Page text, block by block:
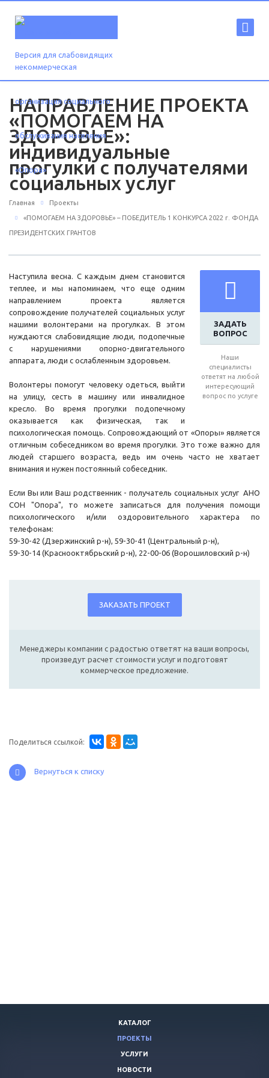
Версия для слабовидящих
НАПРАВЛЕНИЕ ПРОЕКТА
«ПОМОГАЕМ НА
ЗДОРОВЬЕ»:
индивидуальные
прогулки с получателями
социальных услуг
Главная Проекты
«ПОМОГАЕМ НА ЗДОРОВЬЕ» – ПОБЕДИТЕЛЬ 1 КОНКУРСА 2022 г. ФОНДА
ПРЕЗИДЕНТСКИХ ГРАНТОВ
ЗАДАТЬ
ВОПРОС
Наши
специалисты
ответят на любой
интересующий
вопрос по услуге
Наступила весна. С каждым днем становится
теплее, и мы напоминаем, что еще одним
направлением проекта является
сопровождение получателей социальных услуг
нашими волонтерами на прогулках. В этом
нуждаются слабовидящие люди, подопечные
с нарушениями опорно-двигательного
аппарата, люди с ослабленным здоровьем.
Волонтеры помогут человеку одеться, выйти
на улицу, сесть в машину или инвалидное
кресло. Во время прогулки подопечному
оказывается как физическая, так и
психологическая помощь. Сопровождающий от «Опоры» является
отличным собеседником во время прогулки. Это тоже важно для
людей старшего возраста, ведь им очень часто не хватает
внимания и нужен постоянный собеседник.
Если Вы или Ваш родственник - получатель социальных услуг АНО
СОН "Опора", то можете записаться для получения помощи
психологического и/или оздоровительного характера по
телефонам:
59-30-42 (Дзержинский р-н), 59-30-41 (Центральный р-н),
59-30-14 (Краснооктябрьский р-н), 22-00-06 (Ворошиловский р-н)
ЗАКАЗАТЬ ПРОЕКТ
Менеджеры компании с радостью ответят на ваши вопросы,
произведут расчет стоимости услуг и подготовят
коммерческое предложение.
Поделиться ссылкой:
Вернуться к списку
КАТАЛОГ
ПРОЕКТЫ
УСЛУГИ
НОВОСТИ